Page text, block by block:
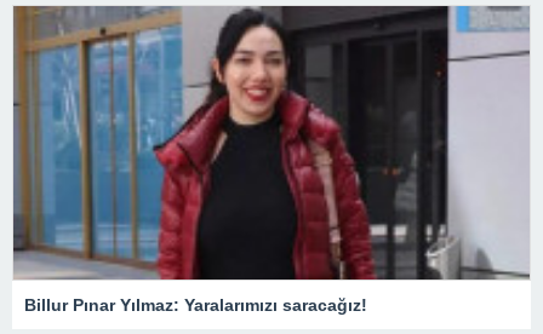
Billur Pınar Yılmaz: Yaralarımızı saracağız!